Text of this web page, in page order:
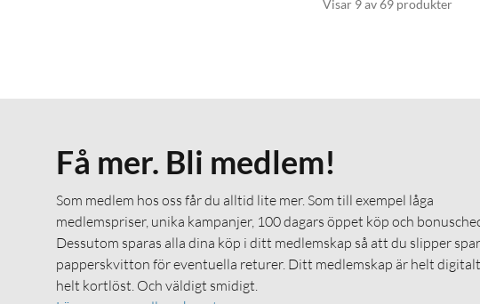
Visar 9 av 69 produkter
Få mer. Bli medlem!
Som medlem hos oss får du alltid lite mer. Som till exempel låga
medlemspriser, unika kampanjer, 100 dagars öppet köp och
Dessutom sparas alla dina köp i ditt medlemskap så att du slipper
papperskvitton för eventuella returer. Ditt medlemskap är helt
helt kortlöst. Och väldigt smidigt.